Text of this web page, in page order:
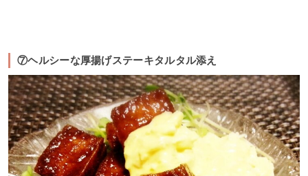
⑦ヘルシーな厚揚げステーキタルタル添え